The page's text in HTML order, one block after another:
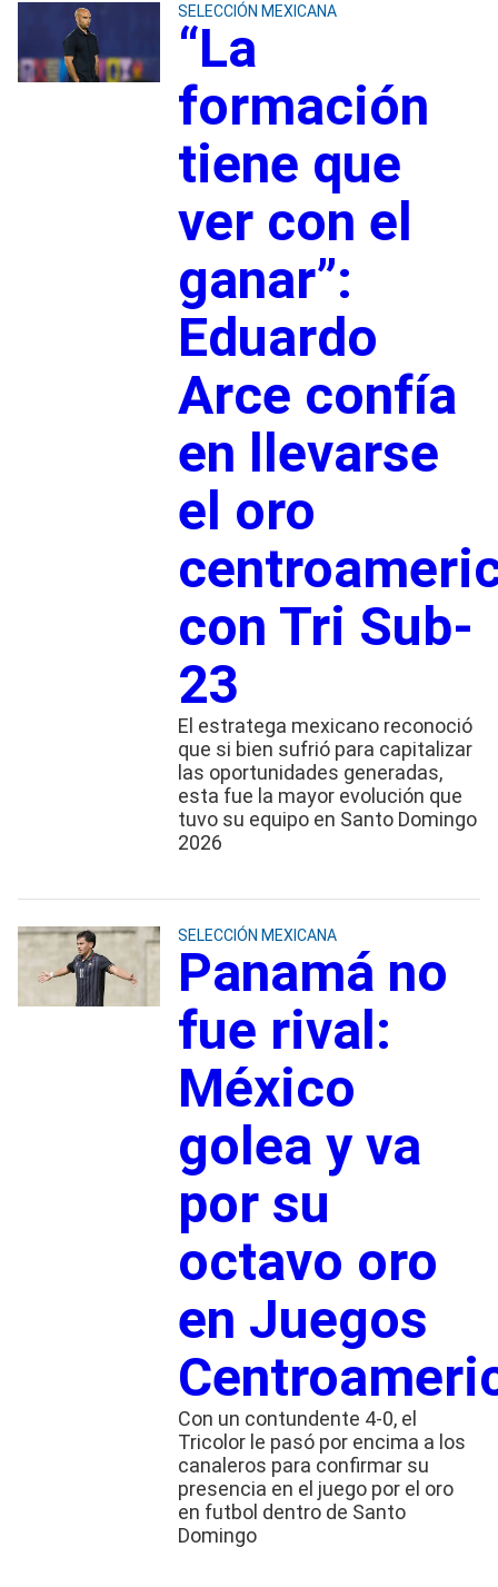
SELECCIÓN MEXICANA
“La
formación
tiene que
ver con el
ganar”:
Eduardo
Arce confía
en llevarse
el oro
con Tri Sub-
23
El estratega mexicano reconoció
que si bien sufrió para capitalizar
las oportunidades generadas,
esta fue la mayor evolución que
tuvo su equipo en Santo Domingo
2026
SELECCIÓN MEXICANA
Panamá no
fue rival:
México
golea y va
por su
octavo oro
en Juegos
Con un contundente 4-0, el
Tricolor le pasó por encima a los
canaleros para confirmar su
presencia en el juego por el oro
en futbol dentro de Santo
Domingo